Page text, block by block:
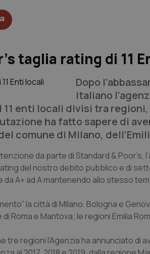
taglia rating di 11
Dopo
italiano
enti locali divisi tra
ha fatto sapere di
comune di Milano,
da parte di Standard & Poor’s,
del nostro debito pubblico e di
da A+ ad A mantenendo allo stesso
la città di Milano, Bologna e
Roma e Mantova; le regioni Emilia
tre regioni l’Agenzia ha annunciato di